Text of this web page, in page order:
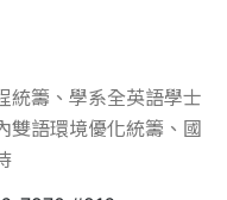
統籌、學系全英語學士
雙語環境優化統籌、國